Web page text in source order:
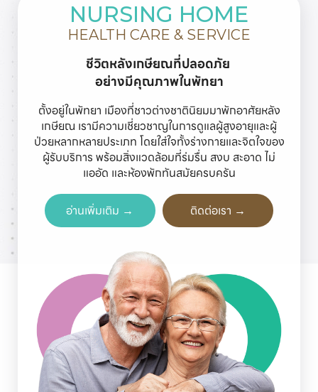
NURSING HOME
HEALTH CARE & SERVICE
ชีวิตหลังเกษียณที่ปลอดภัย
อย่างมีคุณภาพในพัทยา
ตั้งอยู่ในพัทยา เมืองที่ชาวต่างชาตินิยมมาพักอาศัยหลัง
เกษียณ เรามีความเชี่ยวชาญในการดูแลผู้สูงอายุและผู้
ป่วยหลากหลายประเภท โดยใส่ใจทั้งร่างกายและจิตใจของ
ผู้รับบริการ พร้อมสิ่งแวดล้อมที่ร่มรื่น สงบ สะอาด ไม่
แออัด และห้องพักทันสมัยครบครัน
อ่านเพิ่มเติม → ติดต่อเรา →